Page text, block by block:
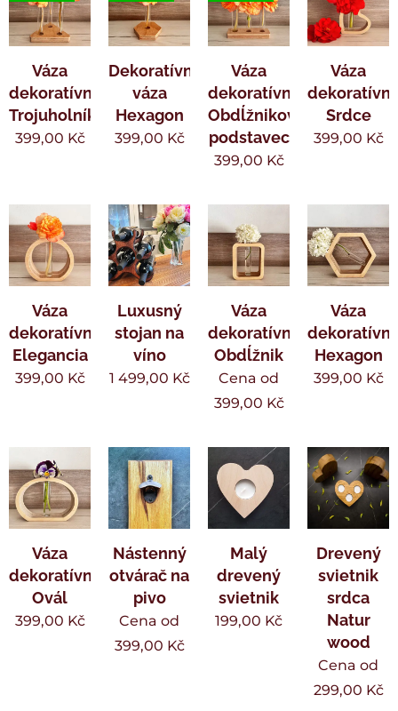
Váza
dekoratívny
Trojuholník
399,00 Kč
Dekoratívna
váza
Hexagon
399,00 Kč
Váza
dekoratívny
Obdĺžnikový
podstavec
399,00 Kč
Váza
Srdce
399,00 Kč
Váza
dekoratívna
Elegancia
399,00 Kč
Luxusný
stojan na
víno
1 499,00 Kč
Váza
dekoratívne
Obdĺžnik
Cena od
399,00 Kč
Váza
Hexagon
399,00 Kč
Váza
dekoratívne
Ovál
399,00 Kč
Nástenný
otvárač na
pivo
Cena od
399,00 Kč
Malý
drevený
svietnik
199,00 Kč
Drevený
svietnik
srdca
Natur
wood
Cena od
299,00 Kč